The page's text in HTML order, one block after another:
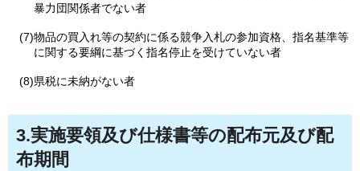
暴力団関係者でない者
(7)物品の買入れ等の契約に係る競争入札の参加資格、指名基準等
に関する要綱に基づく指名停止を受けていない者
(8)県税に未納がない者
3.実施要領及び仕様書等の配布元及び配
布期間